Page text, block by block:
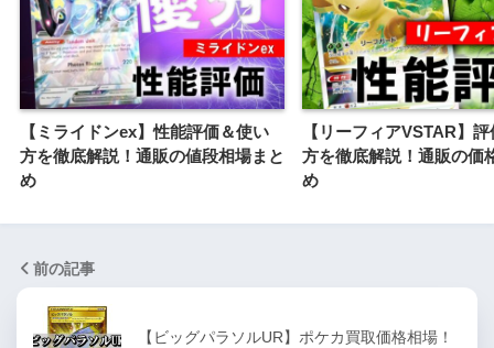
【ミライドンex】性能評価＆使い
方を徹底解説！通販の値段相場まと
め
【リーフィアVSTAR】
方を徹底解説！通販の価
め
前の記事
【ビッグパラソルUR】ポケカ買取価格相場！